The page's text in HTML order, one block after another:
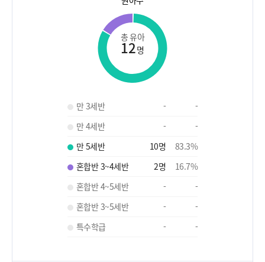
총 유아
12명
만 3세반 -
-
만 4세반
-
-
만 5세반
10명 83.3%
혼합반 3~4세반
2명 16.7%
혼합반 4~5세반
-
-
혼합반 3~5세반
-
-
특수학급
- -